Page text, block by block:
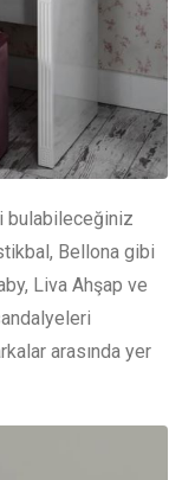
bulabileceğiniz
Bellona gibi
Liva Ahşap ve
arasında yer